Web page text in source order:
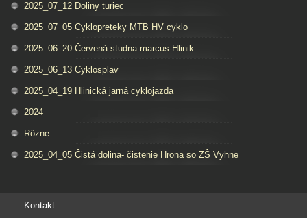
2025_07_12 Doliny turiec
2025_07_05 Cyklopreteky MTB HV cyklo
2025_06_20 Červená studna-marcus-Hlinik
2025_06_13 Cyklosplav
2025_04_19 Hlinická jarná cyklojazda
2024
Rôzne
2025_04_05 Čistá dolina- čistenie Hrona so ZŠ Vyhne
Kontakt